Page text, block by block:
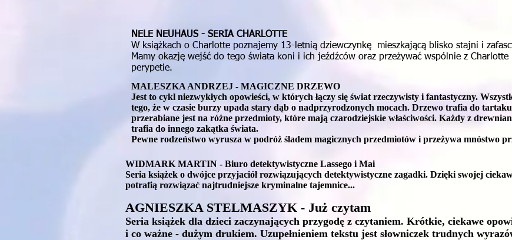
NELE NEUHAUS - SERIA CHARLOTTE
W książkach o Charlotte poznajemy 13-letnią dziewczynkę mieszkającą blisko stajni i
Mamy okazję wejść do tego świata koni i ich jeźdźców oraz przeżywać wspólnie z Charlotte
perypetie.
MALESZKA ANDRZEJ - MAGICZNE DRZEWO
Jest to cykl niezwykłych opowieści, w których łączy się świat rzeczywisty i fantastyczny.
tego, że w czasie burzy upada stary dąb o nadprzyrodzonych mocach. Drzewo trafia do
przerabiane jest na różne przedmioty, które mają czarodziejskie właściwości. Każdy z
trafia do innego zakątka świata.
Pewne rodzeństwo wyrusza w podróż śladem magicznych przedmiotów i przeżywa mnóstwo
WIDMARK MARTIN - Biuro detektywistyczne Lassego i Mai
Seria książek o dwójce przyjaciół rozwiązujących detektywistyczne zagadki. Dzięki swojej
potrafią rozwiązać najtrudniejsze kryminalne tajemnice...
AGNIESZKA STELMASZYK - Już czytam
Seria książek dla dzieci zaczynających przygodę z czytaniem. Krótkie, ciekawe
i co ważne - dużym drukiem. Uzupełnieniem tekstu jest słowniczek trudnych